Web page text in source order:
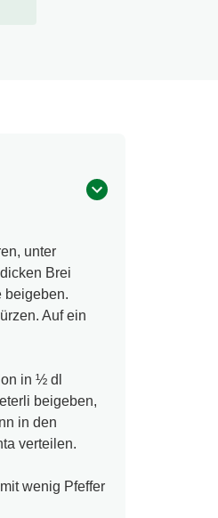
unter
Brei
beigeben.
Auf ein
in ½ dl
beigeben,
in den
verteilen.
wenig Pfeffer